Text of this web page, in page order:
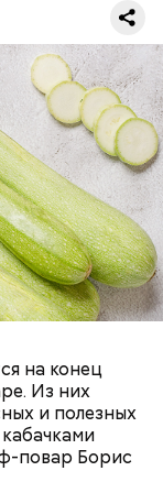
на конец
Из них
и полезных
повар Борис
щи, котлеты,
омлет,
него не будет.
человека, тем
—